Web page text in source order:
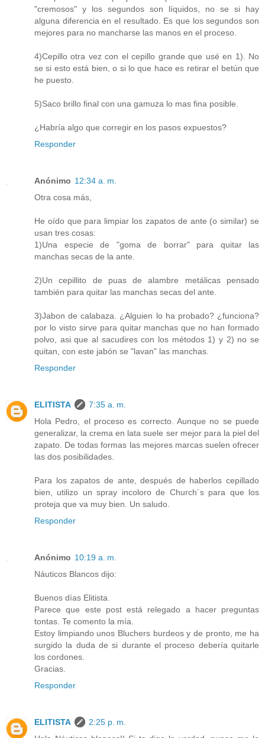
"cremosos" y los segundos son líquidos, no se si hay
alguna diferencia en el resultado. Es que los segundos son
mejores para no mancharse las manos en el proceso.
4)Cepillo otra vez con el cepillo grande que usé en 1). No
se si esto está bien, o si lo que hace es retirar el betún que
he puesto.
5)Saco brillo final con una gamuza lo mas fina posible.
¿Habría algo que corregir en los pasos expuestos?
Responder
Anónimo 12:34 a. m.
Otra cosa más,
He oído que para limpiar los zapatos de ante (o similar) se
usan tres cosas:
1)Una especie de "goma de borrar" para quitar las
manchas secas de la ante.
2)Un cepillito de puas de alambre metálicas pensado
también para quitar las manchas secas del ante.
3)Jabon de calabaza. ¿Alguien lo ha probado? ¿funciona?
por lo visto sirve para quitar manchas que no han formado
polvo, asi que al sacudires con los métodos 1) y 2) no se
quitan, con este jabón se "lavan" las manchas.
Responder
ELITISTA
7:35 a. m.
Hola Pedro, el proceso es correcto. Aunque no se puede
generalizar, la crema en lata suele ser mejor para la piel del
zapato. De todas formas las mejores marcas suelen ofrecer
las dos posibilidades.
Para los zapatos de ante, después de haberlos cepillado
bien, utilizo un spray incoloro de Church´s para que los
proteja que va muy bien. Un saludo.
Responder
Anónimo 10:19 a. m.
Náuticos Blancos dijo:
Buenos días Elitista.
Parece que este post está relegado a hacer preguntas
tontas. Te comento la mía.
Estoy limpiando unos Bluchers burdeos y de pronto, me ha
surgido la duda de si durante el proceso debería quitarle
los cordones.
Gracias.
Responder
ELITISTA
2:25 p. m.